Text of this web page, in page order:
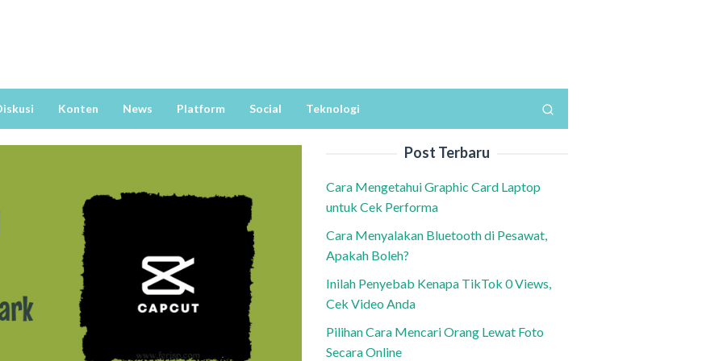
Konten News Platform Social Teknologi
Post Terbaru
Cara Mengetahui Graphic Card Laptop
untuk Cek Performa
Cara Menyalakan Bluetooth di Pesawat,
Apakah Boleh?
Inilah Penyebab Kenapa TikTok 0 Views,
Cek Video Anda
Pilihan Cara Mencari Orang Lewat Foto
Secara Online